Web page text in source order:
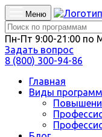
Меню
Пн-Пт 9:00-21:00 по
Задать вопрос
8 (800) 300-94-86
Главная
Виды программ